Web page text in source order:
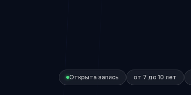
Открыта запись от 7 до 10 лет